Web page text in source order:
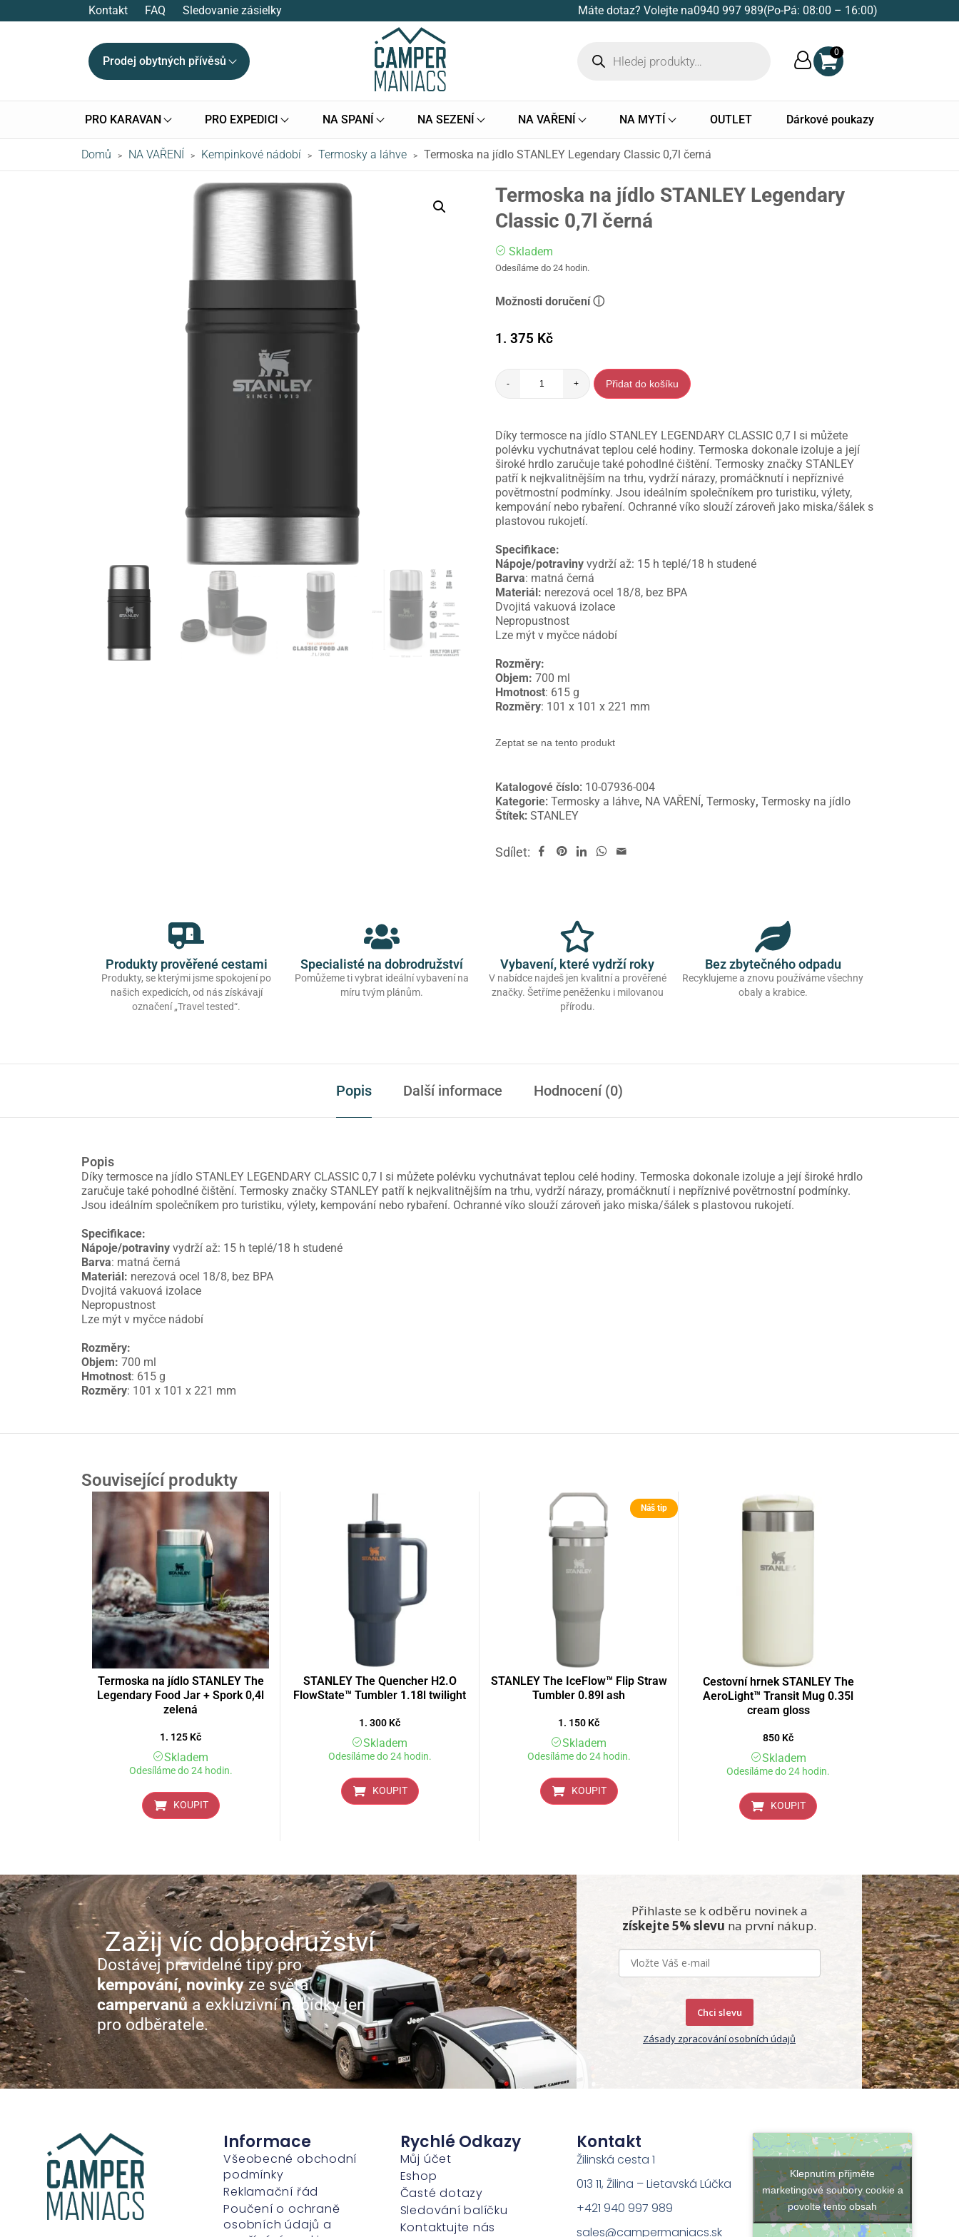
Kontakt FAQ Sledovanie zásielky Máte dotaz? Volejte na0940 997 989(Po-Pá: 08:00 – 16:00)
Prodej obytných přívěsů
0
PRO KARAVAN PRO EXPEDICI NA SPANÍ NA SEZENÍ NA VAŘENÍ NA MYTÍ OUTLET Dárkové poukazy
Domů > NA VAŘENÍ > Kempinkové nádobí > Termosky a láhve > Termoska na jídlo STANLEY Legendary Classic 0,7l černá
Termoska na jídlo STANLEY Legendary
Classic 0,7l černá
Skladem
Odesíláme do 24 hodin.
Možnosti doručení ⓘ
1. 375 Kč
- + Přidat do košíku
Díky termosce na jídlo STANLEY LEGENDARY CLASSIC 0,7 l si můžete
polévku vychutnávat teplou celé hodiny. Termoska dokonale izoluje a její
široké hrdlo zaručuje také pohodlné čištění. Termosky značky STANLEY
patří k nejkvalitnějším na trhu, vydrží nárazy, promáčknutí i nepříznivé
povětrnostní podmínky. Jsou ideálním společníkem pro turistiku, výlety,
kempování nebo rybaření. Ochranné víko slouží zároveň jako miska/šálek s
plastovou rukojetí.
Specifikace:
Nápoje/potraviny vydrží až: 15 h teplé/18 h studené
Barva: matná černá
Materiál: nerezová ocel 18/8, bez BPA
Dvojitá vakuová izolace
Nepropustnost
Lze mýt v myčce nádobí
Rozměry:
Objem: 700 ml
Hmotnost: 615 g
Rozměry: 101 x 101 x 221 mm
Zeptat se na tento produkt
Katalogové číslo: 10-07936-004
Kategorie:Termosky a láhve, NA VAŘENÍ ,Termosky,Termosky na jídlo
Štítek:STANLEY
Sdílet:
Produkty prověřené cestami
Produkty, se kterými jsme spokojení po
našich expedicích, od nás získávají
označení „Travel tested“.
Specialisté na dobrodružství
Pomůžeme ti vybrat ideální vybavení na
míru tvým plánům.
Vybavení, které vydrží roky
V nabídce najdeš jen kvalitní a prověřené
značky. Šetříme peněženku i milovanou
přírodu.
Bez zbytečného odpadu
Recyklujeme a znovu používáme všechny
obaly a krabice.
Popis Další informace Hodnocení (0)
Popis
Díky termosce na jídlo STANLEY LEGENDARY CLASSIC 0,7 l si můžete polévku vychutnávat teplou celé hodiny. Termoska dokonale izoluje a její široké hrdlo
zaručuje také pohodlné čištění. Termosky značky STANLEY patří k nejkvalitnějším na trhu, vydrží nárazy, promáčknutí i nepříznivé povětrnostní podmínky.
Jsou ideálním společníkem pro turistiku, výlety, kempování nebo rybaření. Ochranné víko slouží zároveň jako miska/šálek s plastovou rukojetí.
Specifikace:
Nápoje/potraviny vydrží až: 15 h teplé/18 h studené
Barva: matná černá
Materiál: nerezová ocel 18/8, bez BPA
Dvojitá vakuová izolace
Nepropustnost
Lze mýt v myčce nádobí
Rozměry:
Objem: 700 ml
Hmotnost: 615 g
Rozměry: 101 x 101 x 221 mm
Související produkty
Termoska na jídlo STANLEY The
Legendary Food Jar + Spork 0,4l
zelená
1. 125 Kč
Skladem
Odesíláme do 24 hodin.
KOUPIT
STANLEY The Quencher H2.O
FlowState™ Tumbler 1.18l twilight
1. 300 Kč
Skladem
Odesíláme do 24 hodin.
KOUPIT
Náš tip
STANLEY The IceFlow™ Flip Straw
Tumbler 0.89l ash
1. 150 Kč
Skladem
Odesíláme do 24 hodin.
KOUPIT
Cestovní hrnek STANLEY The
AeroLight™ Transit Mug 0.35l
cream gloss
850 Kč
Skladem
Odesíláme do 24 hodin.
KOUPIT
Zažij víc dobrodružství
Dostávej pravidelné tipy pro
kempování, novinkyze světa
campervanůa exkluzivní nabídky jen
pro odběratele.
Přihlaste se k odběru novinek a
získejte 5% slevu na první nákup.
Chci slevu
Zásady zpracování osobních údajů
Informace
Všeobecné obchodní
podmínky
Reklamační řád
Poučení o ochraně
osobních údajů a
Rychlé Odkazy
Můj účet
Eshop
Časté dotazy
Sledování balíčku
Kontaktujte nás
Kontakt
Žilinská cesta 1
013 11, Žilina – Lietavská Lúčka
+421 940 997 989
sales@campermaniacs.sk
Klepnutím přijměte
marketingové soubory cookie a
povolte tento obsah